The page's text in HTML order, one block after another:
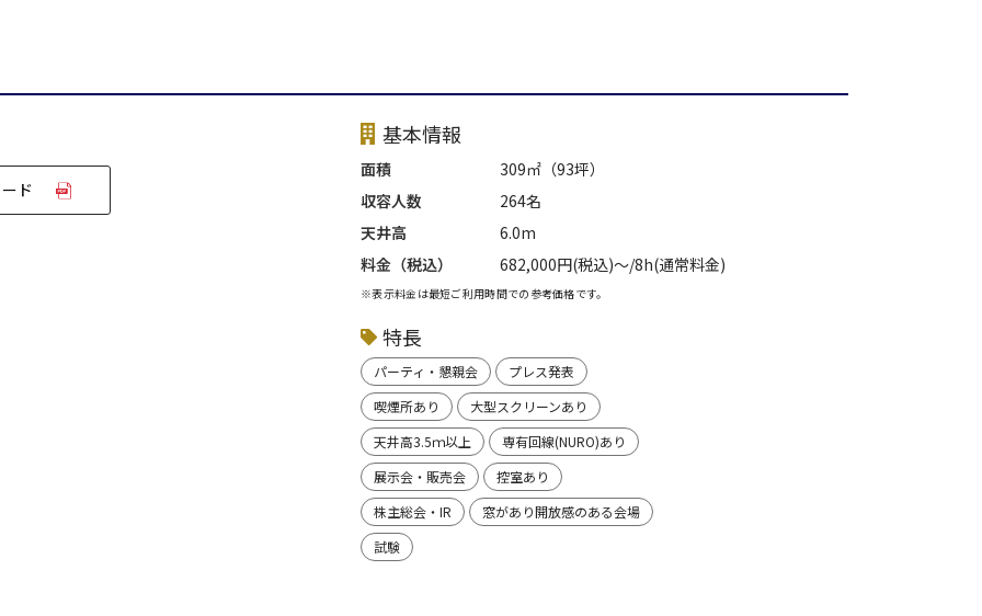
ド
基本情報
面積
309㎡（93坪）
収容人数
264名
天井高
6.0m
料金（税込）
682,000円(税込)〜/8h(通常料金)
※表示料金は最短ご利用時間での参考価格です。
特長
パーティ・懇親会
プレス発表
喫煙所あり
大型スクリーンあり
天井高3.5ｍ以上
専有回線(NURO)あり
展示会・販売会
控室あり
株主総会・IR
窓があり開放感のある会場
試験